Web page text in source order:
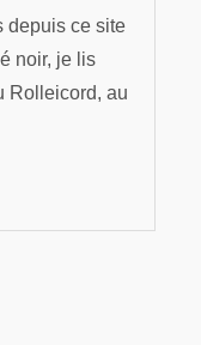
depuis ce site
noir, je lis
Rolleicord, au